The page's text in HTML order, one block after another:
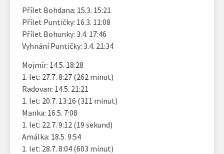
Přílet Bohdana: 15.3. 15:21
Přílet Puntičky: 16.3. 11:08
Přílet Bohunky: 3.4. 17:46
Vyhnání Puntičky: 3.4. 21:34
Mojmír: 14.5. 18:28
1. let: 27.7. 8:27 (262 minut)
Radovan: 14.5. 21:21
1. let: 20.7. 13:16 (311 minut)
Manka: 16.5. 7:08
1. let: 22.7. 9:12 (19 sekund)
Amálka: 18.5. 9:54
1. let: 28.7. 8:04 (603 minut)